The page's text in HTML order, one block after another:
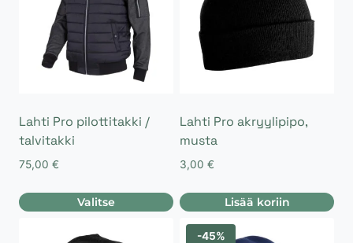
Lahti Pro pilottitakki /
talvitakki
75,00 €
Valitse
tuotteella
Lahti Pro akryylipipo,
musta
3,00 €
Lisää koriin
-45%